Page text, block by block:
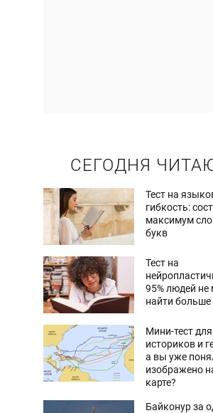
СЕГОДНЯ
Тест на
гибкость:
максимум
букв
Тест на
95% людей не
найти больше
Мини-тест для
историков и
а вы уже
изображено
карте?
Байконур за